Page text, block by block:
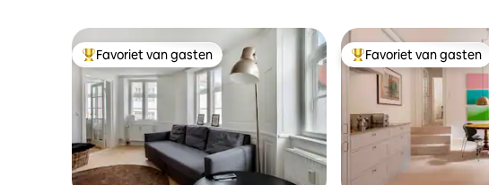
Topfavoriet van gasten
Favoriet van gasten Topfavoriet van gasten
Favoriet van gasten